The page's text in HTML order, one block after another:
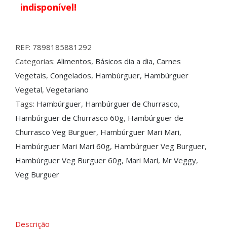
indisponível!
REF: 7898185881292
Categorias: Alimentos, Básicos dia a dia, Carnes
Vegetais, Congelados, Hambúrguer, Hambúrguer
Vegetal, Vegetariano
Tags: Hambúrguer, Hambúrguer de Churrasco,
Hambúrguer de Churrasco 60g, Hambúrguer de
Churrasco Veg Burguer, Hambúrguer Mari Mari,
Hambúrguer Mari Mari 60g, Hambúrguer Veg Burguer,
Hambúrguer Veg Burguer 60g, Mari Mari, Mr Veggy,
Veg Burguer
Descrição